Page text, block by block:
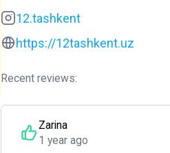
12.tashkent
https://12tashkent.uz
Recent reviews:
Zarina
1 year ago